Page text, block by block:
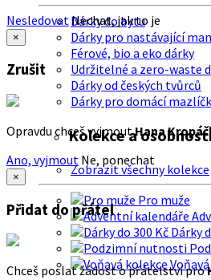
Dárky do bytu
Dárky pro nastávající
Férové, bio a eko dárky
Udržitelné a zero-waste
Dárky od českých tvůrců
Dárky pro domácí
Kolekce a
Zobrazit všechny kolekce
Pro muže
Dárky
Nesledovat Nechat, jak to je
×
Zrušit
Opravdu chceš vyjmoutHana
Ano, vyjmout Ne, ponechat
×
Přidat do přátel
Chceš poslat žádost o přátelství pro